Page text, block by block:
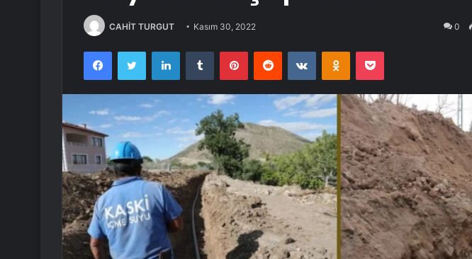
CAHİT TURGUT Kasım 30, 2022 0
FacebookTwitter LinkedInTumblr PinterestReddit VKontakteOdnoklassniki
Pocket